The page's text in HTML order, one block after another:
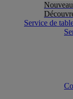
Service de